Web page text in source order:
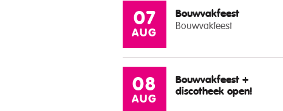
07
AUG
Bouwvakfeest
Bouwvakfeest
08
AUG
Bouwvakfeest +
discotheek open!